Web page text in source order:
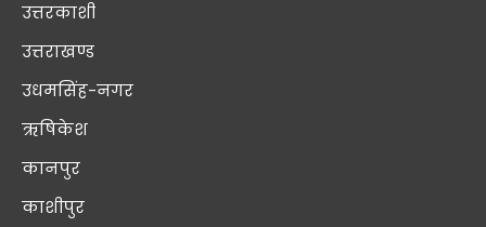
उत्तरकाशी
उत्तराखण्ड
उधमसिंह-नगर
ऋषिकेश
कानपुर
काशीपुर